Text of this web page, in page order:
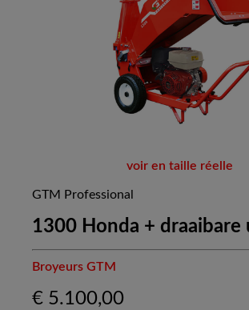
voir en taille réelle
GTM Professional
1300 Honda + draaibare
Broyeurs GTM
€ 5.100,00